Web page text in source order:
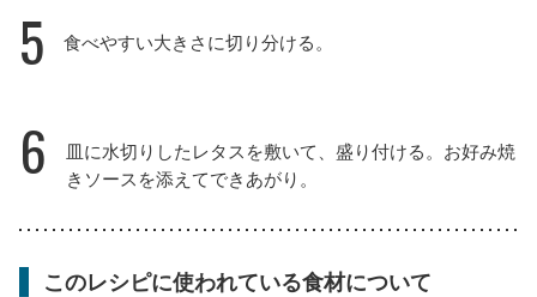
5 食べやすい大きさに切り分ける。
6
皿に水切りしたレタスを敷いて、盛り付ける。お好み焼
きソースを添えてできあがり。
このレシピに使われている食材について